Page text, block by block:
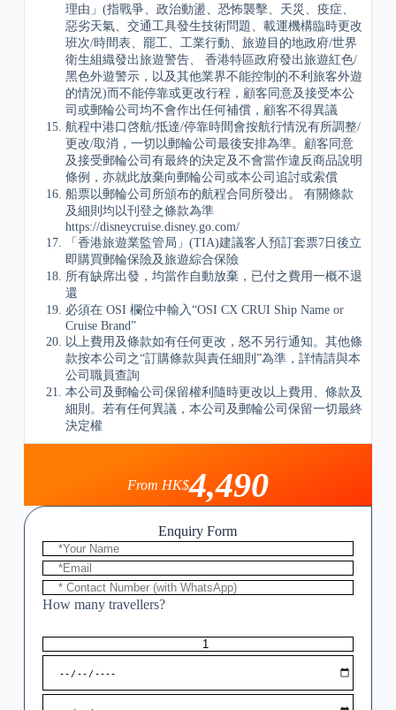
理由」(指戰爭、政治動盪、恐怖襲擊、天災、疫症、
惡劣天氣、交通工具發生技術問題、載運機構臨時更改
班次/時間表、罷工、工業行動、旅遊目的地政府/世界
衛生組織發出旅遊警告、 香港特區政府發出旅遊紅色/
黑色外遊警示，以及其他業界不能控制的不利旅客外遊
的情況)而不能停靠或更改行程，顧客同意及接受本公
司或郵輪公司均不會作出任何補償，顧客不得異議
航程中港口啓航/抵達/停靠時間會按航行情況有所調整/
更改/取消，一切以郵輪公司最後安排為準。顧客同意
及接受郵輪公司有最終的決定及不會當作違反商品說明
條例，亦就此放棄向郵輪公司或本公司追討或索償
船票以郵輪公司所頒布的航程合同所發出。 有關條款
及細則均以刊登之條款為準
https://disneycruise.disney.go.com/
「香港旅遊業監管局」(TIA)建議客人預訂套票7日後立
即購買郵輪保險及旅遊綜合保險
所有缺席出發，均當作自動放棄，已付之費用一概不退
還
必須在 OSI 欄位中輸入“OSI CX CRUI Ship Name or
Cruise Brand”
以上費用及條款如有任何更改，怒不另行通知。其他條
款按本公司之“訂購條款與責任細則”為準，詳情請與本
公司職員查詢
本公司及郵輪公司保留權利隨時更改以上費用、條款及
細則。若有任何異議，本公司及郵輪公司保留一切最終
決定權
From HK$4,490
Enquiry Form
How many travellers?